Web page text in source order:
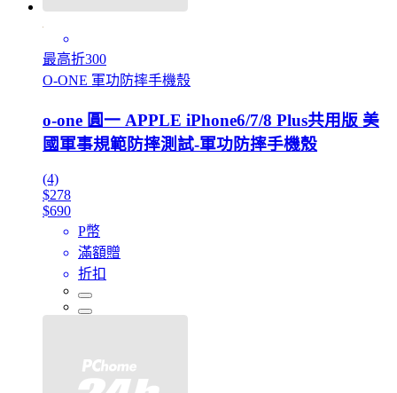
最高折300
O-ONE 軍功防摔手機殼
o-one 圓一 APPLE iPhone6/7/8 Plus共用版 美
國軍事規範防摔測試-軍功防摔手機殼
(4)
$278
$690
P幣
滿額贈
折扣